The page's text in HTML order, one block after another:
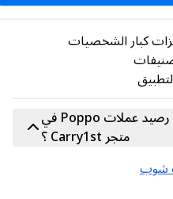
الشخصيات
كيف يمكنني شحن رصيد عملات Poppo في